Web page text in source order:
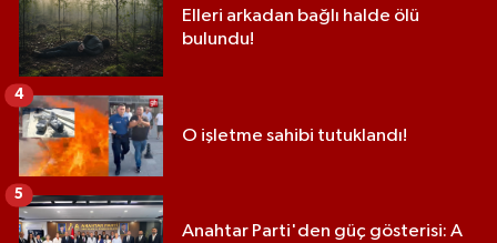
Elleri arkadan bağlı halde ölü
bulundu!
O işletme sahibi tutuklandı!
4
Anahtar Parti'den güç gösterisi: A
5